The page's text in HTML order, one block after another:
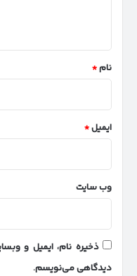
نام*
ایمیل*
وب‌ سایت
ذخیره نام، ایمیل و
دیدگاهی می‌نویسم.